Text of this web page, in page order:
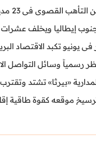
القصوى في 23 مدينة بسبب موجة حر شديدة
جنوب إيطاليا ويخلف
تكبد الاقتصاد البريطاني
رسمياً وسائل التواصل
«بيرثا» تشتد
موقعه كقوة طاقية